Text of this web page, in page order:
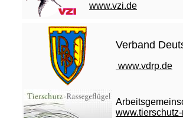
www.vzi.de
Verband
www.vdrp.de